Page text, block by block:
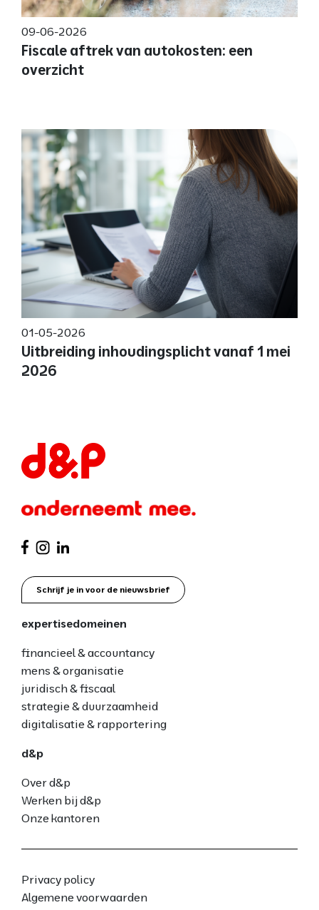
09-06-2026
Fiscale aftrek van autokosten: een
overzicht
01-05-2026
Uitbreiding inhoudingsplicht vanaf 1 mei
2026
Schrijf je in voor de nieuwsbrief
expertisedomeinen
financieel & accountancy
mens & organisatie
juridisch & fiscaal
strategie & duurzaamheid
digitalisatie & rapportering
d&p
Over d&p
Werken bij d&p
Onze kantoren
Privacy policy
Algemene voorwaarden